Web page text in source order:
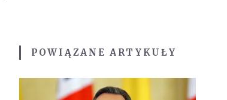
POWIĄZANE ARTYKUŁY